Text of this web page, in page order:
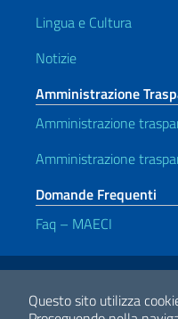
Questo sito utilizza
Lingua e Cultura
Notizie
Amministrazione
Amministrazione
Amministrazione
Domande Frequenti
Faq – MAECI
Link Utili